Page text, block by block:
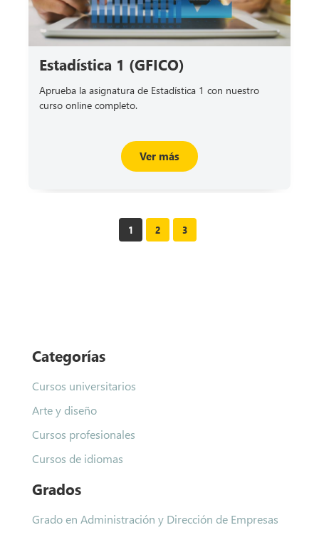
Categorías
Cursos universitarios
Arte y diseño
Cursos profesionales
Cursos de idiomas
Grados
Grado en Administración y Dirección de Empresas
Estadística 1 (GFICO)
Aprueba la asignatura de Estadística 1 con nuestro
curso online completo.
Ver más
1 2 3